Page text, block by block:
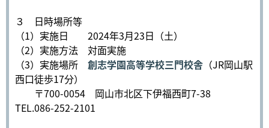
３ 日時場所等
（1）実施日 2024年3月23日（土）
（2）実施方法 対面実施
（3）実施場所 創志学園高等学校三門校舎 （JR岡山駅
西口徒歩17分）
〒700-0054 岡山市北区下伊福西町7-38
TEL.086-252-2101